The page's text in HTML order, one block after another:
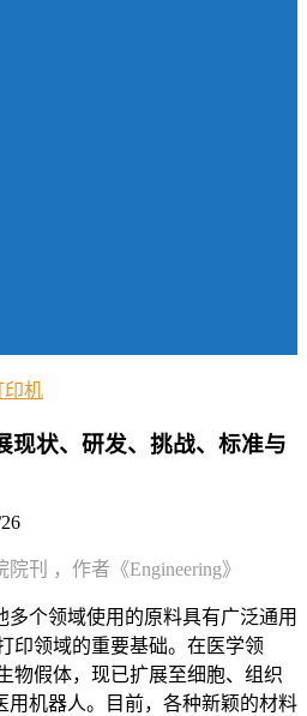
印机
现状、研发、挑战、标准与
刊 ，作者《Engineering》
多个领域使用的原料具有广泛通用
印领域的重要基础。在医学领
物假体，现已扩展至细胞、组织
用机器人。目前，各种新颖的材料